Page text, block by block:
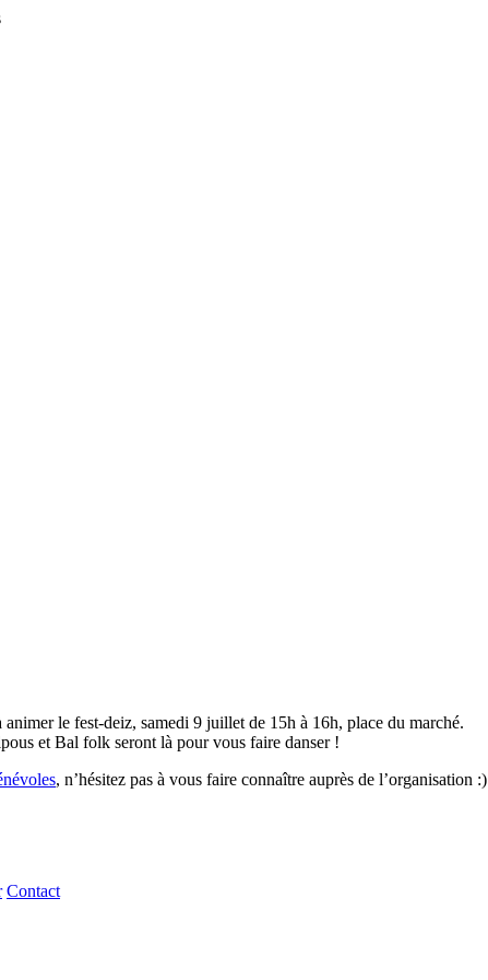
le fest-deiz, samedi 9 juillet de 15h à 16h, place du marché.
et Bal folk seront là pour vous faire danser !
, n’hésitez pas à vous faire connaître auprès de l’organisation :)
Contact